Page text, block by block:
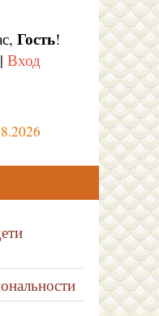
, Гость!
Вход